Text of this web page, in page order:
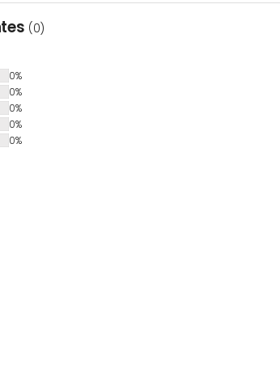
(0)
0%
0%
0%
0%
0%